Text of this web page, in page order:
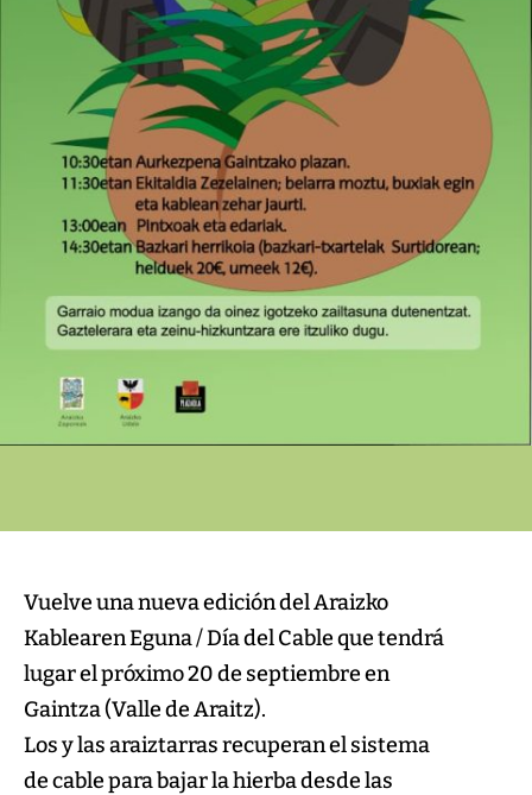
Vuelve una nueva edición del Araizko
Kablearen Eguna / Día del Cable que tendrá
lugar el próximo 20 de septiembre en
Gaintza (Valle de Araitz).
Los y las araiztarras recuperan el sistema
de cable para bajar la hierba desde las